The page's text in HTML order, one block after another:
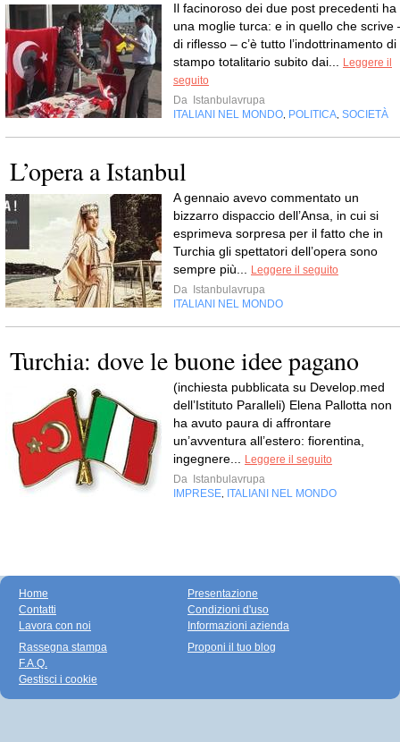
Il facinoroso dei due post precedenti ha
una moglie turca: e in quello che scrive
di riflesso – c’è tutto l’indottrinamento di
stampo totalitario subito dai...
Leggere il
seguito
Da
Istanbulavrupa
ITALIANI NEL MONDO POLITICA SOCIETÀ
L’opera a Istanbul
A gennaio avevo commentato un
bizzarro dispaccio dell’Ansa, in cui si
esprimeva sorpresa per il fatto che in
Turchia gli spettatori dell’opera sono
sempre più...
Leggere il seguito
Da
Istanbulavrupa
ITALIANI NEL MONDO
Turchia: dove le buone idee pagano
(inchiesta pubblicata su Develop.med
dell’Istituto Paralleli) Elena Pallotta non
ha avuto paura di affrontare
un’avventura all’estero: fiorentina,
ingegnere...
Leggere il seguito
Da
Istanbulavrupa
IMPRESE
ITALIANI NEL MONDO
Home
Contatti
Lavora con noi
Presentazione
Condizioni d'uso
Informazioni azienda
Rassegna stampa
F.A.Q.
Gestisci i cookie
Proponi il tuo blog